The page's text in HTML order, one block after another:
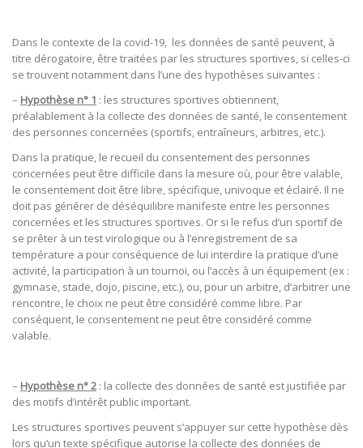
Dans le contexte de la covid-19, les données de santé peuvent, à
titre dérogatoire, être traitées par les structures sportives, si celles-ci
se trouvent notamment dans l’une des hypothèses suivantes :
– Hypothèse n° 1 : les structures sportives obtiennent,
préalablement à la collecte des données de santé, le consentement
des personnes concernées (sportifs, entraîneurs, arbitres, etc.).
Dans la pratique, le recueil du consentement des personnes
concernées peut être difficile dans la mesure où, pour être valable,
le consentement doit être libre, spécifique, univoque et éclairé. Il ne
doit pas générer de déséquilibre manifeste entre les personnes
concernées et les structures sportives. Or si le refus d’un sportif de
se prêter à un test virologique ou à l’enregistrement de sa
température a pour conséquence de lui interdire la pratique d’une
activité, la participation à un tournoi, ou l’accès à un équipement (ex :
gymnase, stade, dojo, piscine, etc.), ou, pour un arbitre, d’arbitrer une
rencontre, le choix ne peut être considéré comme libre. Par
conséquent, le consentement ne peut être considéré comme
valable.
– Hypothèse n° 2 : la collecte des données de santé est justifiée par
des motifs d’intérêt public important.
Les structures sportives peuvent s’appuyer sur cette hypothèse dès
lors qu’un texte spécifique autorise la collecte des données de